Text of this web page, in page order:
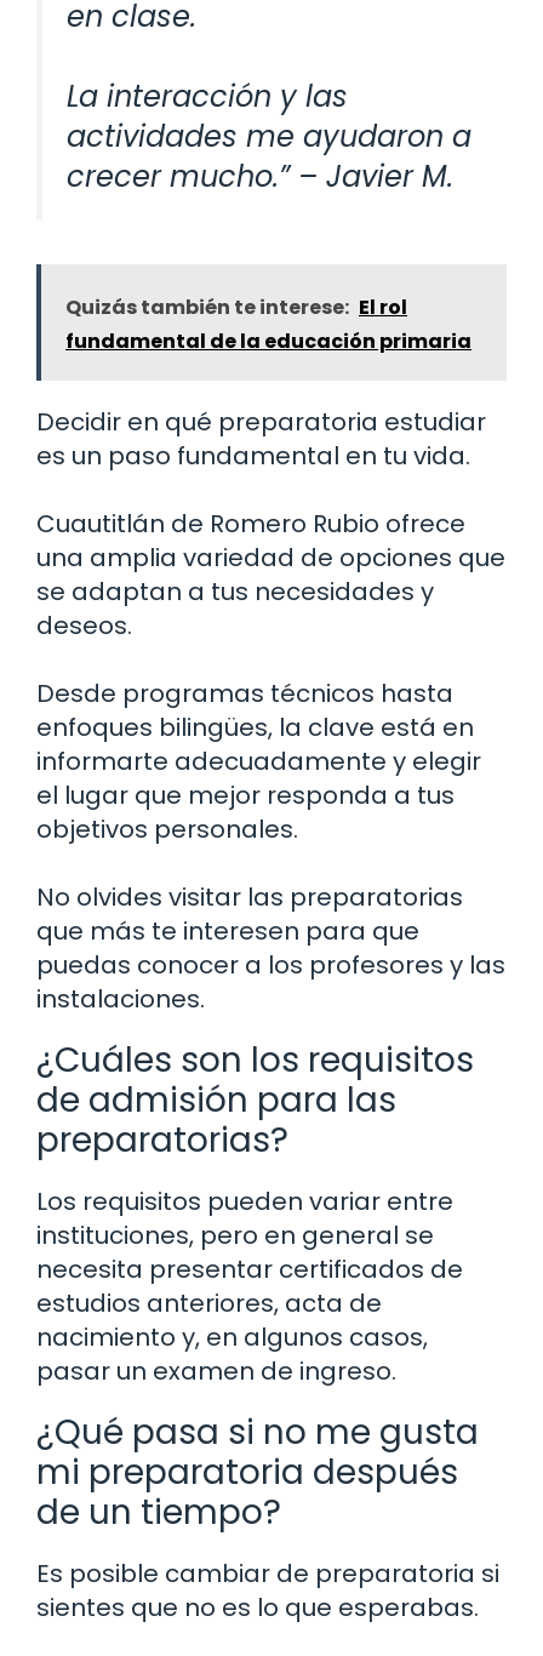
en clase.
La interacción y las
actividades me ayudaron a
crecer mucho.” – Javier M.
Quizás también te interese: El rol
fundamental de la educación primaria
Decidir en qué preparatoria estudiar
es un paso fundamental en tu vida.
Cuautitlán de Romero Rubio ofrece
una amplia variedad de opciones que
se adaptan a tus necesidades y
deseos.
Desde programas técnicos hasta
enfoques bilingües, la clave está en
informarte adecuadamente y elegir
el lugar que mejor responda a tus
objetivos personales.
No olvides visitar las preparatorias
que más te interesen para que
puedas conocer a los profesores y las
instalaciones.
¿Cuáles son los requisitos
de admisión para las
preparatorias?
Los requisitos pueden variar entre
instituciones, pero en general se
necesita presentar certificados de
estudios anteriores, acta de
nacimiento y, en algunos casos,
pasar un examen de ingreso.
¿Qué pasa si no me gusta
mi preparatoria después
de un tiempo?
Es posible cambiar de preparatoria si
sientes que no es lo que esperabas.